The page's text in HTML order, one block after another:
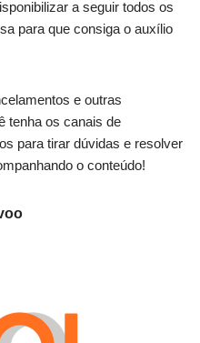
a seguir todos os
para que consiga o auxílio
e outras
tenha os canais de
para tirar dúvidas e resolver
o conteúdo!